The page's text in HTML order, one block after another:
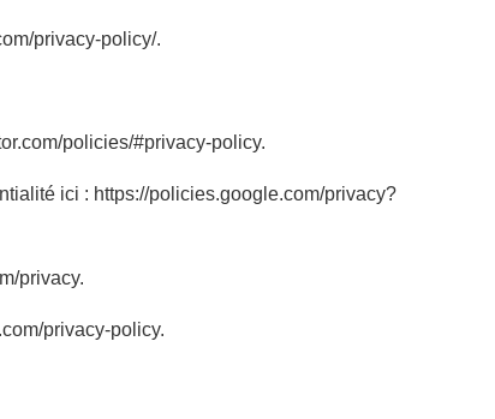
privacy-policy/.
policies/#privacy-policy.
ici : https://policies.google.com/privacy?
privacy.
privacy-policy.